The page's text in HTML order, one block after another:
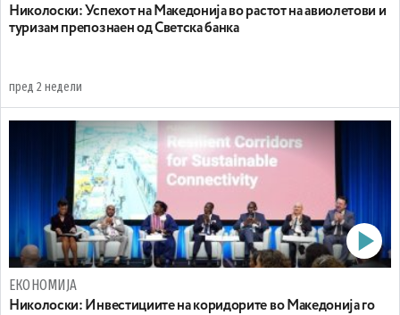
Николоски: Успехот на Македонија во растот на авиолетови и
туризам препознаен од Светска банка
пред 2 недели
ЕКОНОМИЈА
Николоски: Инвестициите на коридорите во Македонија го